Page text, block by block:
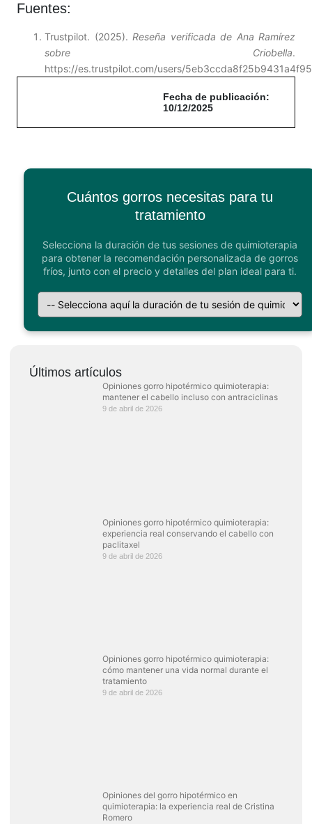
Fuentes:
Trustpilot. (2025). Reseña verificada de Ana Ramírez
sobre Criobella.
https://es.trustpilot.com/users/
Fecha de publicación:
10/12/2025
Cuántos gorros necesitas para tu
tratamiento
Selecciona la duración de tus sesiones de quimioterapia
para obtener la recomendación personalizada de gorros
fríos, junto con el precio y detalles del plan ideal para ti.
Últimos artículos
Opiniones gorro hipotérmico quimioterapia:
mantener el cabello incluso con antraciclinas
9 de abril de 2026
Opiniones gorro hipotérmico quimioterapia:
experiencia real conservando el cabello con
paclitaxel
9 de abril de 2026
Opiniones gorro hipotérmico quimioterapia:
cómo mantener una vida normal durante el
tratamiento
9 de abril de 2026
Opiniones del gorro hipotérmico en
quimioterapia: la experiencia real de Cristina
Romero